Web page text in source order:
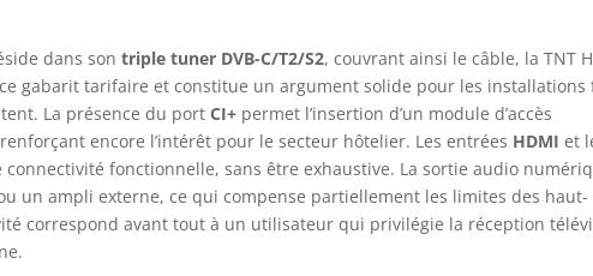
dans sontriple tuner DVB-C/T2/S2, couvrant ainsi le câble, la TNT
gabarit tarifaire et constitue un argument solide pour les installations
La présence du portCI+ permet l’insertion d’un module d’accès
encore l’intérêt pour le secteur hôtelier. Les entrées HDMI et
fonctionnelle, sans être exhaustive. La sortie audio
un ampli externe, ce qui compense partiellement les limites des haut-
correspond avant tout à un utilisateur qui privilégie la réception